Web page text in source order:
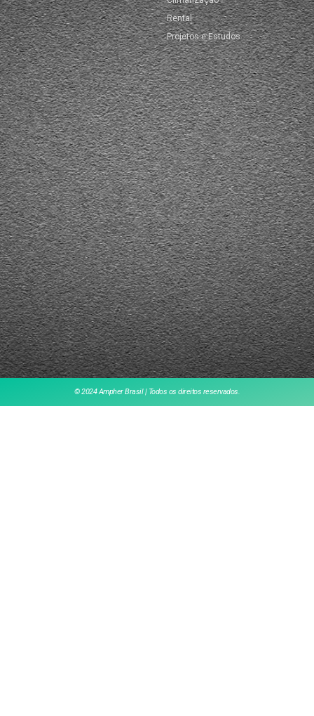
Rental
Projetos e Estudos
© 2024 Ampher Brasil | Todos os direitos reservados.